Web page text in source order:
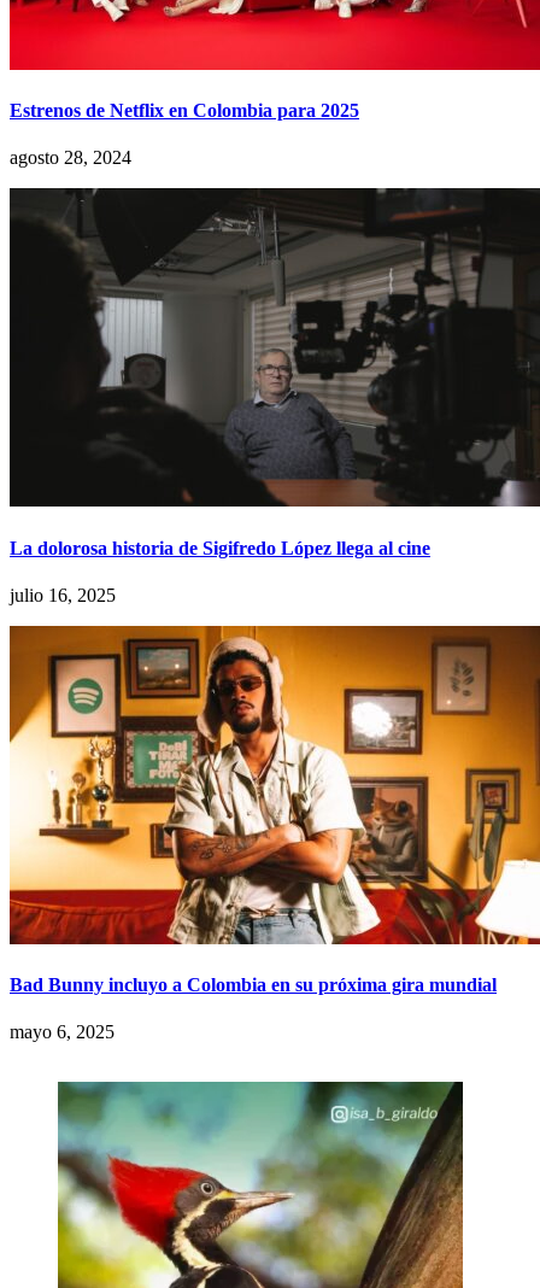
Estrenos de Netflix en Colombia para 2025
agosto 28, 2024
La dolorosa historia de Sigifredo López llega al cine
julio 16, 2025
Bad Bunny incluyo a Colombia en su próxima gira mundial
mayo 6, 2025